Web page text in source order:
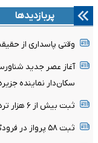
پربازدیدها
وقتی پاسداری از
آغاز عصر جدید
سکان‌دار نماینده
ثبت بیش از ۶ هزار تردد در مسیر دریایی کیش در هفته گذشته
ثبت ۵۸ پرواز در فرودگاه بین‌المللی کیش درهفته گدشته